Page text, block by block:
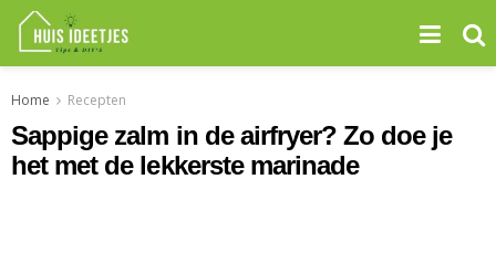
Home Recepten
Sappige zalm in de airfryer? Zo doe je
het met de lekkerste marinade